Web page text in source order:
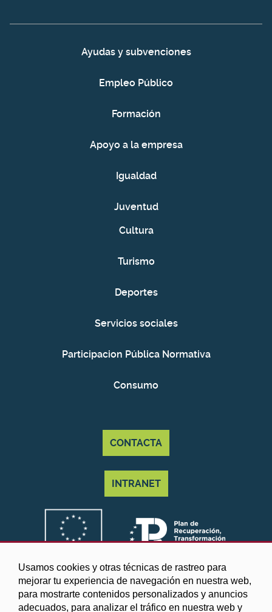
Usamos cookies y otras técnicas de rastreo para
mejorar tu experiencia de navegación en nuestra web,
para mostrarte contenidos personalizados y anuncios
adecuados, para analizar el tráfico en nuestra web y
Ayudas y subvenciones
Empleo Público
Formación
Apoyo a la empresa
Igualdad
Juventud
Cultura
Turismo
Deportes
Servicios sociales
Participacion Pública Normativa
Consumo
CONTACTA
INTRANET